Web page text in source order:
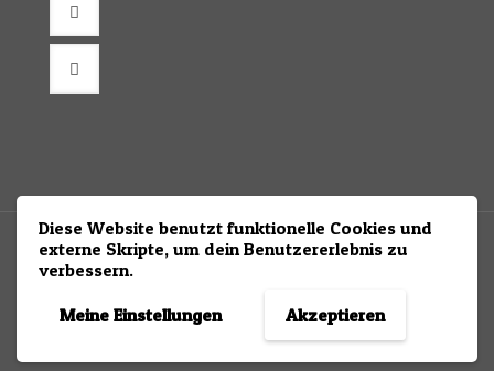
Diese Website benutzt funktionelle Cookies und
externe Skripte, um dein Benutzererlebnis zu
verbessern.
Meine Einstellungen Akzeptieren